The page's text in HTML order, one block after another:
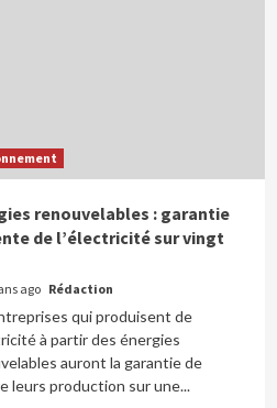
renouvelables : garantie
de l’électricité sur vingt
ago Rédaction
qui produisent de
à partir des énergies
auront la garantie de
leurs production sur une...